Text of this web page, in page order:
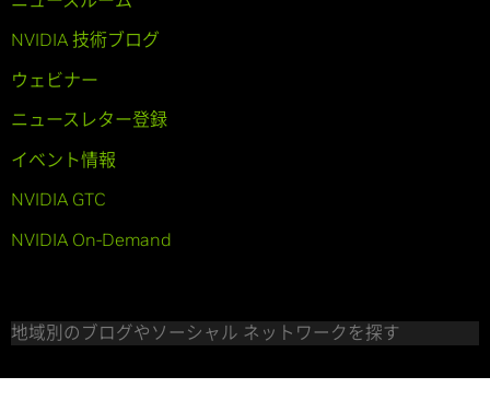
NVIDIA 技術ブログ
ウェビナー
ニュースレター登録
イベント情報
NVIDIA GTC
NVIDIA On-Demand
地域別のブログやソーシャル ネットワークを探す